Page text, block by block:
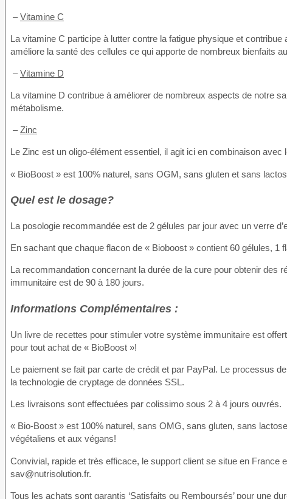
–Vitamine C
La vitamine C participe à lutter contre la fatigue physique et
améliore la santé des cellules ce qui apporte de nombreux bienfaits
–Vitamine D
La vitamine D contribue à améliorer de nombreux aspects de notre
métabolisme.
–Zinc
Le Zinc est un oligo-élément essentiel, il agit ici en combinaison
« BioBoost » est 100% naturel, sans OGM, sans gluten et sans
Quel est le dosage?
La posologie recommandée est de 2 gélules par jour avec un verre
En sachant que chaque flacon de « Bioboost » contient 60 gélules, 1
La recommandation concernant la durée de la cure pour obtenir des
immunitaire est de 90 à 180 jours.
Informations Complémentaires :
Un livre de recettes pour stimuler votre système immunitaire est
pour tout achat de « BioBoost »!
Le paiement se fait par carte de crédit et par PayPal. Le processus
la technologie de cryptage de données SSL.
Les livraisons sont effectuées par colissimo sous 2 à 4 jours ouvrés.
« Bio-Boost » est 100% naturel, sans OMG, sans gluten, sans
végétaliens et aux végans!
Convivial, rapide et très efficace, le support client se situe en France
sav@nutrisolution.fr.
Tous les achats sont garantis ‘Satisfaits ou Remboursés’ pour une